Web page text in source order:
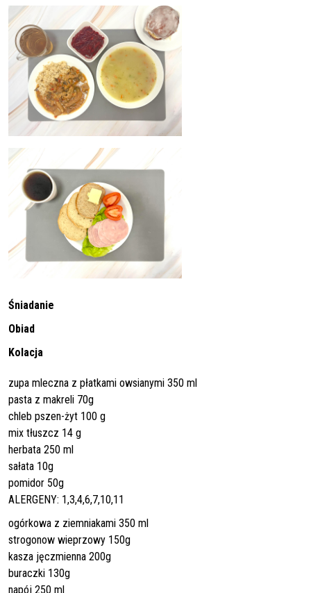
Śniadanie
Obiad
Kolacja
zupa mleczna z płatkami owsianymi 350 ml
pasta z makreli 70g
chleb pszen-żyt 100 g
mix tłuszcz 14 g
herbata 250 ml
sałata 10g
pomidor 50g
ALERGENY: 1,3,4,6,7,10,11
ogórkowa z ziemniakami 350 ml
strogonow wieprzowy 150g
kasza jęczmienna 200g
buraczki 130g
napój 250 ml